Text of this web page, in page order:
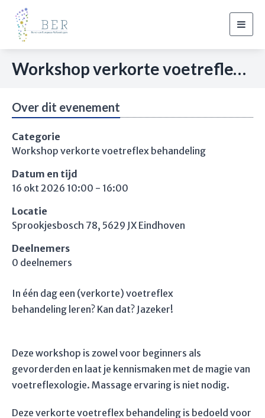
Workshop verkorte voetreflex behandeling Eindhoven
Over dit evenement
Categorie
Workshop verkorte voetreflex behandeling
Datum en tijd
16 okt 2026 10:00 - 16:00
Locatie
Sprookjesbosch 78, 5629 JX Eindhoven
Deelnemers
0 deelnemers
In één dag een (verkorte) voetreflex
behandeling leren? Kan dat? Jazeker!
Deze workshop is zowel voor beginners als
gevorderden en laat je kennismaken met de magie van
voetreflexologie. Massage ervaring is niet nodig.
Deze verkorte voetreflex behandeling is bedoeld voor